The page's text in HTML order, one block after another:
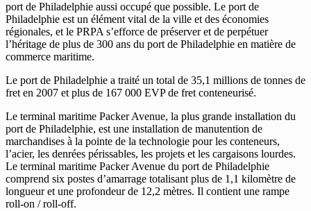
port de Philadelphie aussi occupé que possible. Le port de
Philadelphie est un élément vital de la ville et des économies
régionales, et le PRPA s’efforce de préserver et de perpétuer
l’héritage de plus de 300 ans du port de Philadelphie en matière de
commerce maritime.
Le port de Philadelphie a traité un total de 35,1 millions de tonnes de
fret en 2007 et plus de 167 000 EVP de fret conteneurisé.
Le terminal maritime Packer Avenue, la plus grande installation du
port de Philadelphie, est une installation de manutention de
marchandises à la pointe de la technologie pour les conteneurs,
l’acier, les denrées périssables, les projets et les cargaisons lourdes.
Le terminal maritime Packer Avenue du port de Philadelphie
comprend six postes d’amarrage totalisant plus de 1,1 kilomètre de
longueur et une profondeur de 12,2 mètres. Il contient une rampe
roll-on / roll-off.